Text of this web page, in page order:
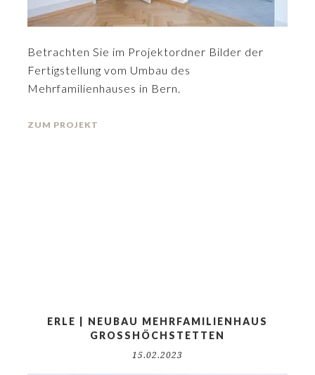
Betrachten Sie im Projektordner Bilder der
Fertigstellung vom Umbau des
Mehrfamilienhauses in Bern.
ZUM PROJEKT
ERLE | NEUBAU MEHRFAMILIENHAUS
GROSSHÖCHSTETTEN
15.02.2023